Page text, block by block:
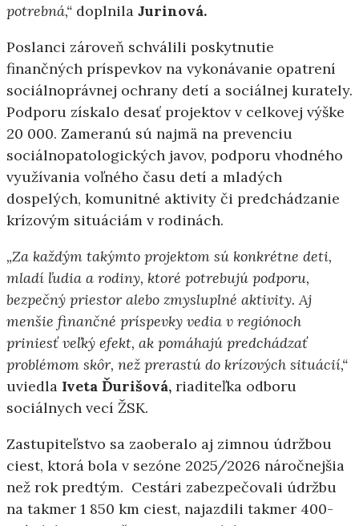
potrebná,“ doplnila Jurinová.
Poslanci zároveň schválili poskytnutie
finančných príspevkov na vykonávanie opatrení
sociálnoprávnej ochrany detí a sociálnej kurately.
Podporu získalo desať projektov v celkovej výške
20 000. Zameranú sú najmä na prevenciu
sociálnopatologických javov, podporu vhodného
využívania voľného času detí a mladých
dospelých, komunitné aktivity či predchádzanie
krízovým situáciám v rodinách.
„Za každým takýmto projektom sú konkrétne deti,
mladí ľudia a rodiny, ktoré potrebujú podporu,
bezpečný priestor alebo zmysluplné aktivity. Aj
menšie finančné príspevky vedia v regiónoch
priniesť veľký efekt, ak pomáhajú predchádzať
problémom skôr, než prerastú do krízových situácií,“
uviedla Iveta Ďurišová, riaditeľka odboru
sociálnych vecí ŽSK.
Zastupiteľstvo sa zaoberalo aj zimnou údržbou
ciest, ktorá bola v sezóne 2025/2026 náročnejšia
než rok predtým. Cestári zabezpečovali údržbu
na takmer 1 850 km ciest, najazdili takmer 400-